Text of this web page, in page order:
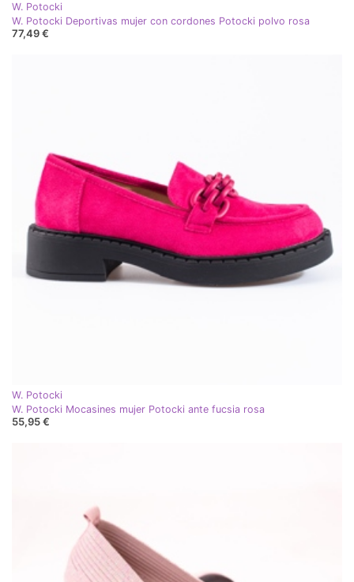
W. Potocki
W. Potocki Deportivas mujer con cordones Potocki polvo rosa
77,49 €
W. Potocki
W. Potocki Mocasines mujer Potocki ante fucsia rosa
55,95 €